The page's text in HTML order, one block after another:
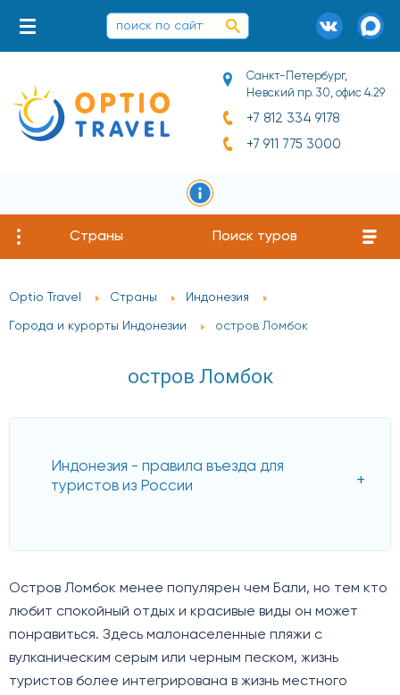
Санкт-Петербург,
Невский пр. 30, офис 4.29
+7 812 334 9178
+7 911 775 3000
Страны Поиск туров
Optio Travel Страны Индонезия
Города и курорты Индонезии остров Ломбок
остров Ломбок
Индонезия - правила въезда для
туристов из России
Остров Ломбок менее популярен чем Бали, но тем кто
любит спокойный отдых и красивые виды он может
понравиться. Здесь малонаселенные пляжи с
вулканическим серым или черным песком, жизнь
туристов более интегрирована в жизнь местного